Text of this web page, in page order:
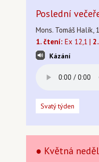
Poslední
Mons. Tomáš Halík,
1. čtení: Ex 12,1 |
Kázání
Svatý týden
● Květná